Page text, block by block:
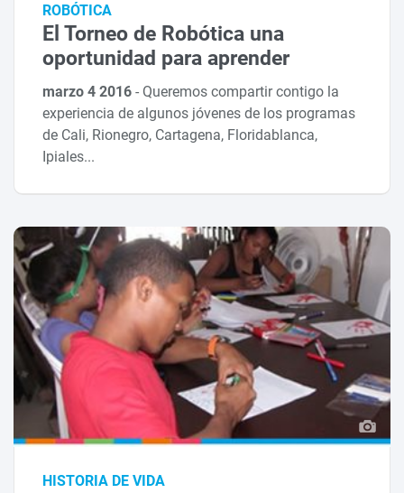
ROBÓTICA
El Torneo de Robótica una
oportunidad para aprender
marzo 4 2016- Queremos compartir contigo la
experiencia de algunos jóvenes de los programas
de Cali, Rionegro, Cartagena, Floridablanca,
Ipiales...
HISTORIA DE VIDA